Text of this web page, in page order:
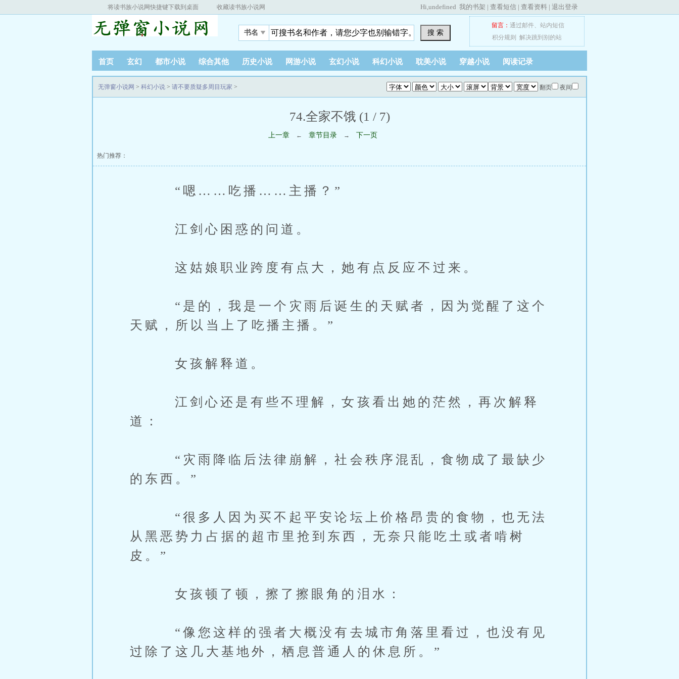
将读书族小说网快捷键下载到桌面 收藏读书族小说网 Hi,undefined 我的书架 | 查看短信 | 查看资料 | 退出登录
书名 搜 索
留言： 通过邮件、 站内短信
积分规则
解决跳到别的站
首页 玄幻 都市小说 综合其他 历史小说 网游小说 玄幻小说 科幻小说 耽美小说 穿越小说 阅读记录
翻页 夜间
无弹窗小说网 > 科幻小说 > 请不要质疑多周目玩家 >
74.全家不饿 (1 / 7)
上一章 ← 章节目录 → 下一页
热门推荐：
“嗯……吃播……主播？”
江剑心困惑的问道。
这姑娘职业跨度有点大，她有点反应不过来。
“是的，我是一个灾雨后诞生的天赋者，因为觉醒了这个
天赋，所以当上了吃播主播。”
女孩解释道。
江剑心还是有些不理解，女孩看出她的茫然，再次解释
道：
“灾雨降临后法律崩解，社会秩序混乱，食物成了最缺少
的东西。”
“很多人因为买不起平安论坛上价格昂贵的食物，也无法
从黑恶势力占据的超市里抢到东西，无奈只能吃土或者啃树
皮。”
女孩顿了顿，擦了擦眼角的泪水：
“像您这样的强者大概没有去城市角落里看过，也没有见
过除了这几大基地外，栖息普通人的休息所。”